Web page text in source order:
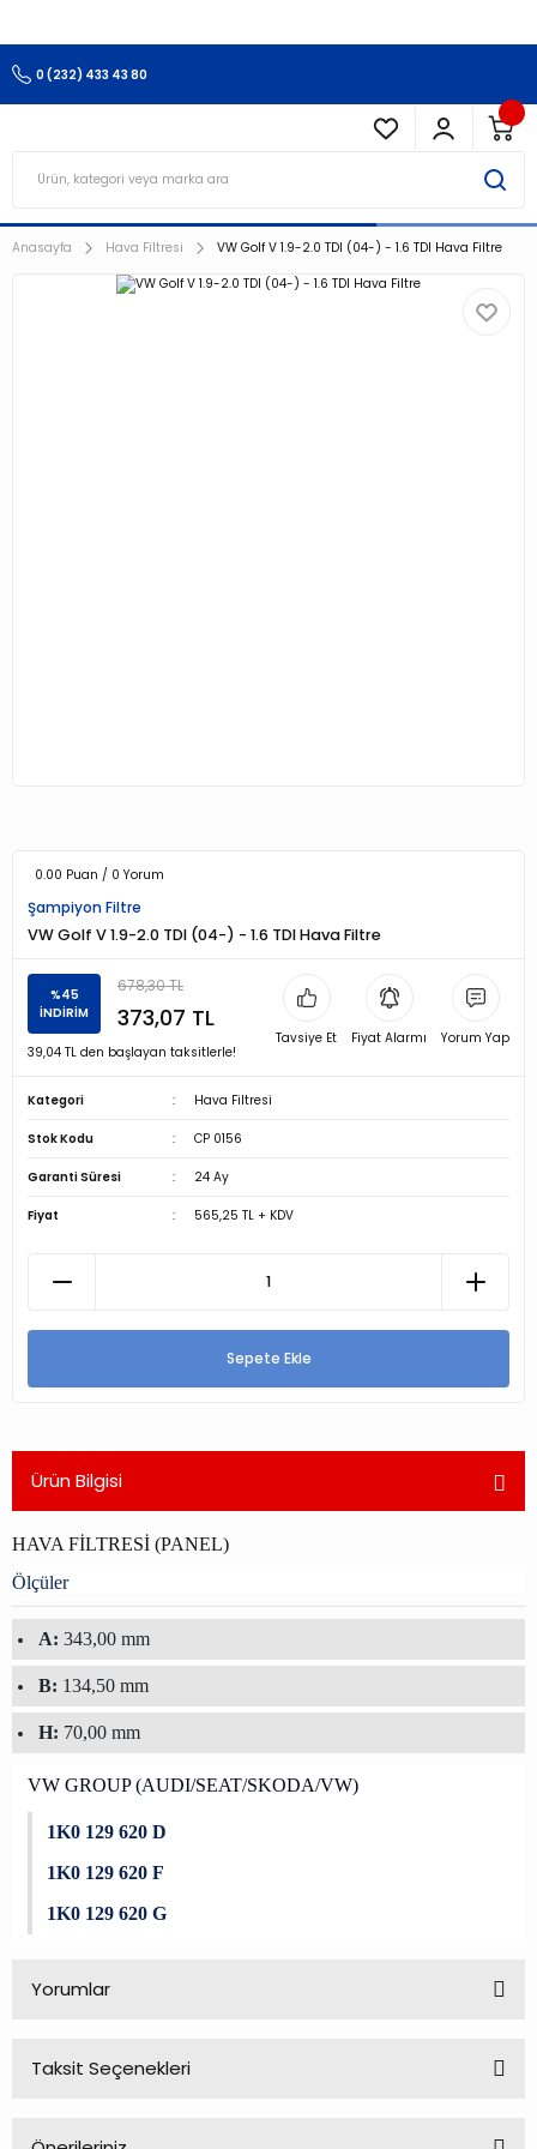
0 (232) 433 43 80
Anasayfa Hava Filtresi VW Golf V 1.9-2.0 TDI (04-) - 1.6 TDI Hava Filtre
0.00 Puan / 0 Yorum
Şampiyon Filtre
VW Golf V 1.9-2.0 TDI (04-) - 1.6 TDI Hava Filtre
%45
İNDİRİM
678,30 TL
373,07 TL
39,04 TL den başlayan taksitlerle!
Tavsiye Et Fiyat Alarmı Yorum Yap
Kategori Hava Filtresi
Stok Kodu CP 0156
Garanti Süresi 24 Ay
Fiyat 565,25 TL + KDV
Sepete Ekle
Ürün Bilgisi
HAVA FİLTRESİ (PANEL)
Ölçüler
A: 343,00 mm
B: 134,50 mm
H: 70,00 mm
VW GROUP (AUDI/SEAT/SKODA/VW)
1K0 129 620 D
1K0 129 620 F
1K0 129 620 G
Yorumlar
Taksit Seçenekleri